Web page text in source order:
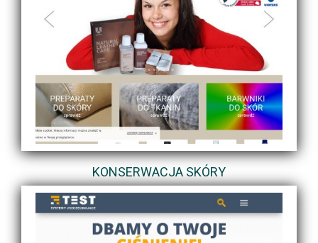
KONSERWACJA SKÓRY